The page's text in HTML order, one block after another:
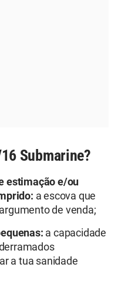
Submarine?
estimação e/ou
a escova que
de venda;
a capacidade
a tua sanidade